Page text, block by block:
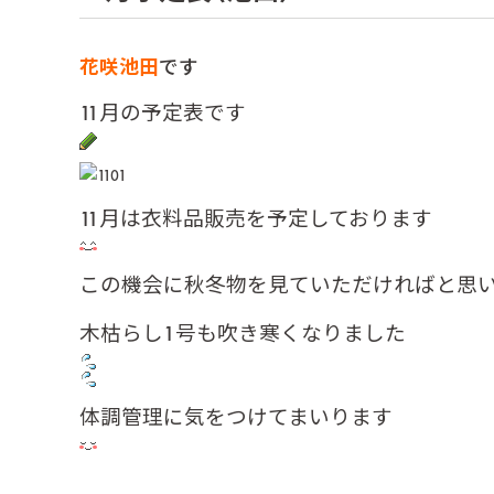
花咲池田です
11月の予定表です
11月は衣料品販売を予定しております
この機会に秋冬物を見ていただければと思
木枯らし1号も吹き寒くなりました
体調管理に気をつけてまいります